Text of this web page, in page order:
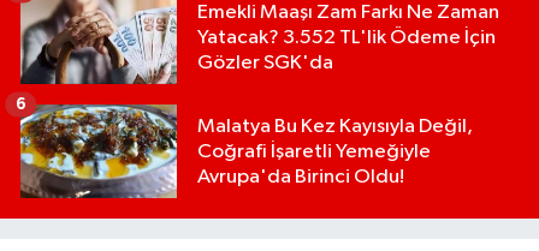
Emekli Maaşı Zam Farkı Ne Zaman
Yatacak? 3.552 TL'lik Ödeme İçin
Gözler SGK'da
Malatya Bu Kez Kayısıyla Değil,
Coğrafi İşaretli Yemeğiyle
Avrupa'da Birinci Oldu!
6